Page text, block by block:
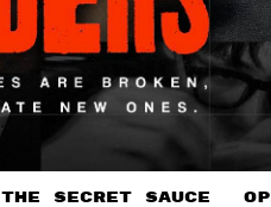
THE SECRET SAUCE​